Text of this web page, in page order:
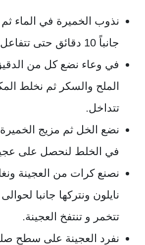
نذوب الخميرة في الماء ثم
جانباً 10 دقائق حتى تتفاعل المكونات.
في وعاء نضع كل من
الملح والسكر ثم نخلط
تتداخل.
نضع الخل ثم مزيج الخميرة
في الخلط لنحصل على
نصنع كرات من العجينة
تتخمر و تنتفخ العجينة.
نفرد العجينة على